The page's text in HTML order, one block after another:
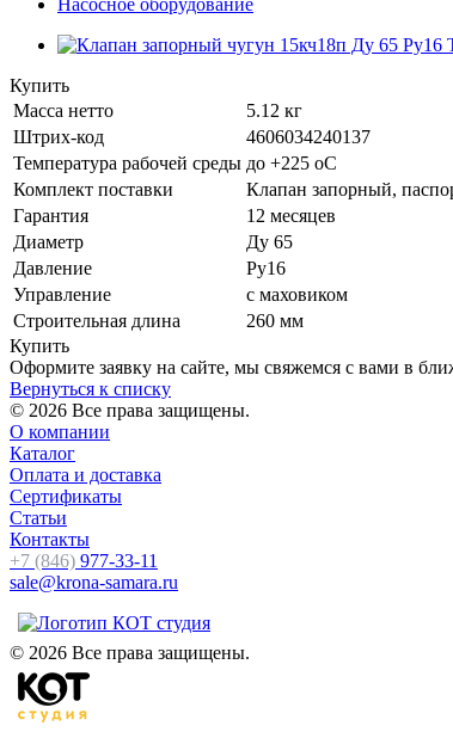
Купить
Масса нетто
5.12 кг
Штрих-код
4606034240137
Температура рабочей среды до +225 oC
Комплект поставки
Клапан запорный,
Гарантия
12 месяцев
Диаметр
Ду 65
Давление
Ру16
Управление
с маховиком
Строительная длина
260 мм
Купить
Оформите заявку на сайте, мы свяжемся с вами в
Вернуться к списку
© 2026 Все права защищены.
О компании
Каталог
Оплата и доставка
Сертификаты
Статьи
Контакты
+7 (846) 977-33-11
sale@krona-samara.ru
© 2026 Все права защищены.